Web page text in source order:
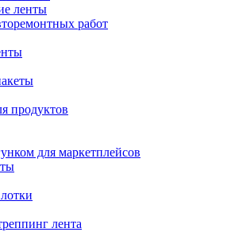
ленты
работ
продуктов
для маркетплейсов
лента